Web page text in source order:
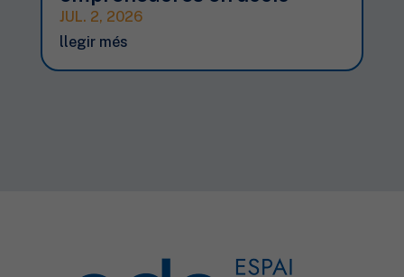
JUL. 2, 2026
llegir més